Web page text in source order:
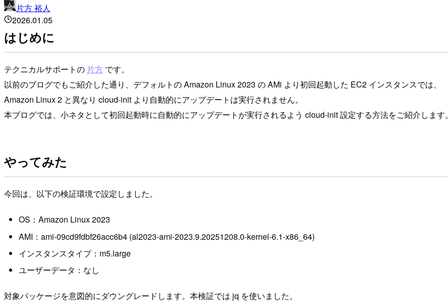
片方 裕人
2026.01.05
はじめに
テクニカルサポートの 片方 です。
以前のブログでもご紹介した通り、デフォルトの Amazon Linux 2023 の AMi より初回起動した EC2 インスタンスでは、
Amazon Linux 2 と異なり cloud-init より自動的にアップデートは実行されません。
本ブログでは、小ネタとして初回起動時に自動的にアップデートが実行されるよう cloud-init 設定する方法をご紹介します。
やってみた
今回は、以下の検証環境で設定しました。
OS：Amazon Linux 2023
AMI：ami-09cd9fdbf26acc6b4 (al2023-ami-2023.9.20251208.0-kernel-6.1-x86_64)
インスタンスタイプ：m5.large
ユーザーデータ：なし
対象パッケージを意図的にダウングレードします。本検証では jq を使いました。